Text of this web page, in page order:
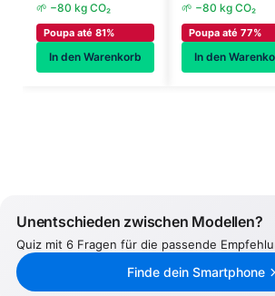
🌱 −80 kg CO₂
Poupa até 81%
In den Warenkorb
🌱 −80 kg CO₂
Poupa até 77%
In den
Unentschieden zwischen Modellen?
Quiz mit 6 Fragen für die passende
Finde dein Smartphone